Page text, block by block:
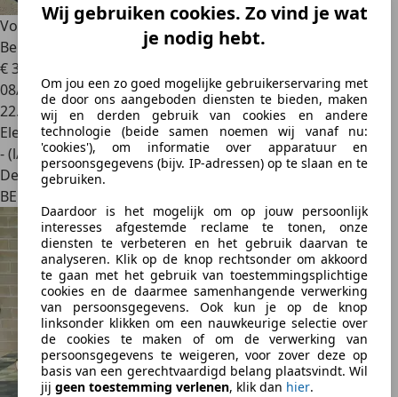
Wij gebruiken cookies. Zo vind je wat
je nodig hebt.
Om jou een zo goed mogelijke gebruikerservaring met
de door ons aangeboden diensten te bieden, maken
wij en derden gebruik van cookies en andere
technologie (beide samen noemen wij vanaf nu:
'cookies'), om informatie over apparatuur en
persoonsgegevens (bijv. IP-adressen) op te slaan en te
gebruiken.
Daardoor is het mogelijk om op jouw persoonlijk
interesses afgestemde reclame te tonen, onze
diensten te verbeteren en het gebruik daarvan te
analyseren. Klik op de knop rechtsonder om akkoord
te gaan met het gebruik van toestemmingsplichtige
cookies en de daarmee samenhangende verwerking
van persoonsgegevens. Ook kun je op de knop
linksonder klikken om een nauwkeurige selectie over
de cookies te maken of om de verwerking van
persoonsgegevens te weigeren, voor zover deze op
basis van een gerechtvaardigd belang plaatsvindt. Wil
jij geen toestemming verlenen, klik dan hier.
Volkswagen TiguanLife GOAL 1,5 l/96 kW Mild Hybride +
Benzine
€ 31.950
08/2025
22.920 km
Elektrisch/Benzine
- (l/100 km)
Dealer
BE 8700